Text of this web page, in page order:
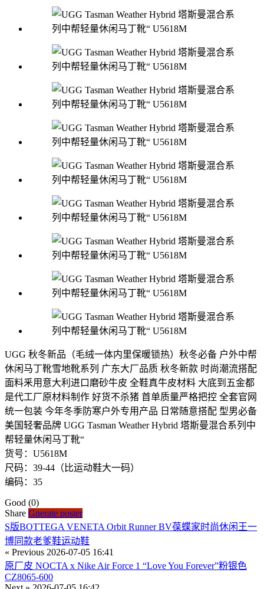
UGG 秋冬新品（毛绒一体内里保暖锁热）秋冬必备 户外中帮
休闲马丁靴雪地靴系列 广东大厂品质 秋冬新款 时尚潮流搭配
面料釆用意大利进口磨砂牛皮 全鞋真牛皮材料 大底到五金都
是代工厂原材料制作 好货不杀猪 首单质量严格把控 全套官网
统一包装 今年冬季防寒户外专用产品 日常随意搭配 型男必备
美国轻奢品牌 UGG Tasman Weather Hybrid 塔斯曼混合系列中
帮轻量休闲马丁靴“
货号：U5618M
尺码：39-44（比运动鞋大一码）
编码：35
Good (0)
Share Gnerate poster
S版BOTTEGA VENETA Orbit Runner BV葆蝶家时尚休闲王一
博同款老爹鞋运动鞋
« Previous 2026-07-05 16:41
原厂皮 NOCTA x Nike Air Force 1 “Love You Forever”粉银色
CZ8065-600